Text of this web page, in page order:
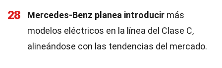
28 Mercedes-Benz planea introducir más
modelos eléctricos en la línea del Clase C,
alineándose con las tendencias del mercado.